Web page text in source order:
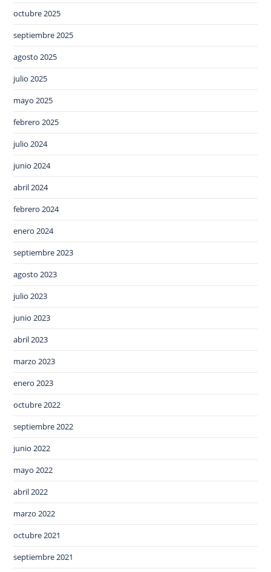
octubre 2025
septiembre 2025
agosto 2025
julio 2025
mayo 2025
febrero 2025
julio 2024
junio 2024
abril 2024
febrero 2024
enero 2024
septiembre 2023
agosto 2023
julio 2023
junio 2023
abril 2023
marzo 2023
enero 2023
octubre 2022
septiembre 2022
junio 2022
mayo 2022
abril 2022
marzo 2022
octubre 2021
septiembre 2021